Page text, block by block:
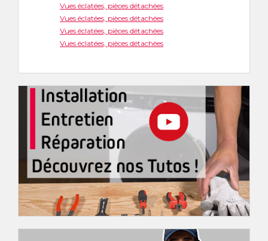
Vues éclatées, pièces détachées
Vues éclatées, pièces détachées
Vues éclatées, pièces détachées
Vues éclatées, pièces détachées